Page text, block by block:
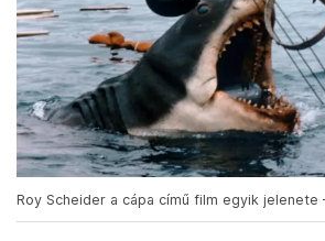
Roy Scheider a cápa című film egyik jelenete